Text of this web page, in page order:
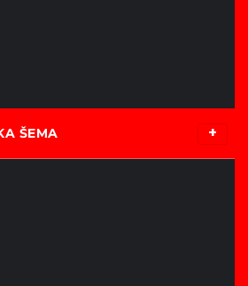
ŠEMA